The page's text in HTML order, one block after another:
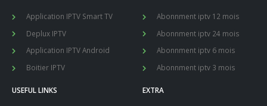
Application IPTV Smart TV
Deplux IPTV
Application IPTV Android
Boitier IPTV
Abonnment iptv 12 mois
Abonnment iptv 24 mois
Abonnment iptv 6 mois
Abonnment iptv 3 mois
USEFUL LINKS EXTRA